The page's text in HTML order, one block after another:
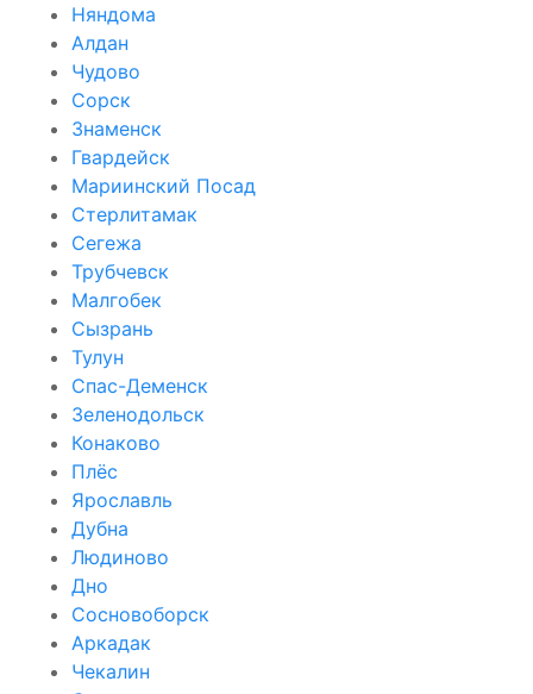
Няндома
Алдан
Чудово
Сорск
Знаменск
Гвардейск
Мариинский Посад
Стерлитамак
Сегежа
Трубчевск
Малгобек
Сызрань
Тулун
Спас-Деменск
Зеленодольск
Конаково
Плёс
Ярославль
Дубна
Людиново
Дно
Сосновоборск
Аркадак
Чекалин